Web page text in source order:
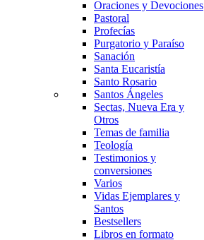
Oraciones y Devociones
Pastoral
Profecías
Purgatorio y Paraíso
Sanación
Santa Eucaristía
Santo Rosario
Santos Ángeles
Sectas, Nueva Era y
Otros
Temas de familia
Teología
Testimonios y
conversiones
Varios
Vidas Ejemplares y
Santos
Bestsellers
Libros en formato